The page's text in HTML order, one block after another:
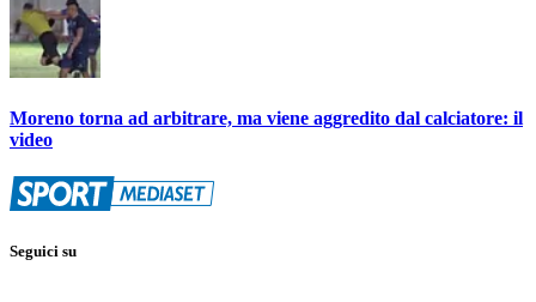
Moreno torna ad arbitrare, ma viene aggredito dal calciatore: il
video
Seguici su